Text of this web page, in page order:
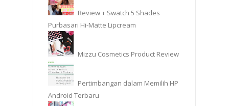
Review + Swatch 5 Shades
Purbasari Hi-Matte Lipcream
Mizzu Cosmetics Product Review
Pertimbangan dalam Memilih HP
Android Terbaru